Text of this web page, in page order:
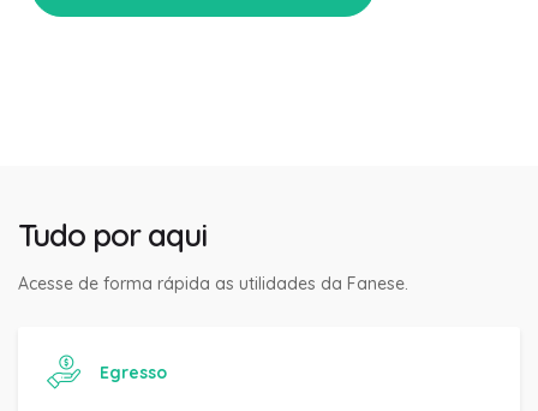
Tudo por aqui
Acesse de forma rápida as utilidades da Fanese.
Egresso